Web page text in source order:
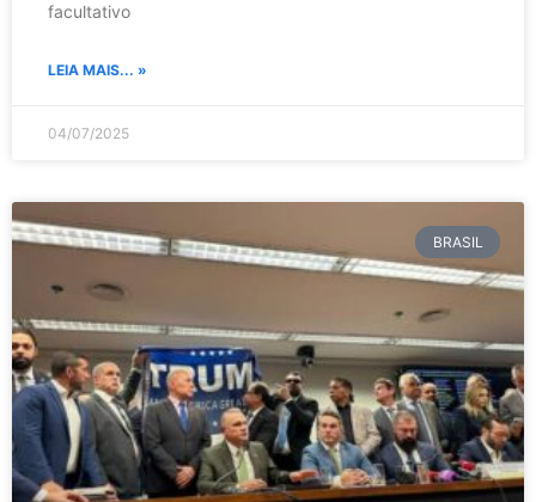
facultativo
LEIA MAIS... »
04/07/2025
BRASIL